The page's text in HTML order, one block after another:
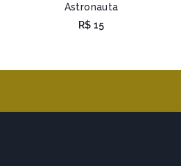
Astronauta
R$ 15